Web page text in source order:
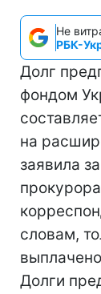
Не
РБК-
Долг
фондом
на
заявила
словам,
Долги